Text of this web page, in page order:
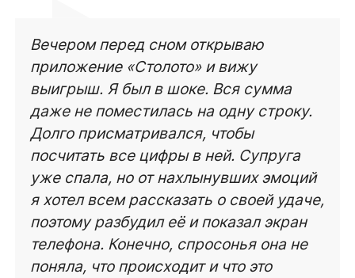
Вечером перед сном открываю
приложение «Столото» и вижу
выигрыш. Я был в шоке. Вся сумма
даже не поместилась на одну строку.
Долго присматривался, чтобы
посчитать все цифры в ней. Супруга
уже спала, но от нахлынувших эмоций
я хотел всем рассказать о своей удаче,
поэтому разбудил её и показал экран
телефона. Конечно, спросонья она не
поняла, что происходит и что это